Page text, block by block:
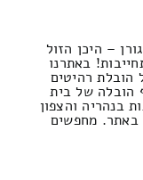
– היכן הזול
באתרנו
הובלת רהיטים
הובלה של בית
בנהריה והצפון
באתר. מחפשים